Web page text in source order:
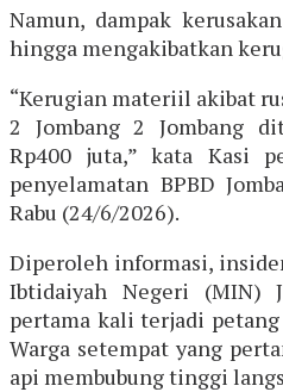
Namun, dampak
hingga mengakibatkan
“Kerugian materiil akibat
2 Jombang 2 Jombang
Rp400 juta,” kata Kasi
penyelamatan BPBD
Rabu (24/6/2026).
Diperoleh informasi,
Ibtidaiyah Negeri (MIN)
pertama kali terjadi
Warga setempat yang
api membubung tinggi